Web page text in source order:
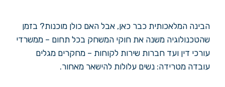
הבינה המלאכותית כבר כאן, אבל האם כולן מוכנות? בזמן
שהטכנולוגיה משנה את חוקי המשחק בכל תחום – ממשרדי
עורכי דין ועד חברות שירות לקוחות – מחקרים מגלים
עובדה מטרידה: נשים עלולות להישאר מאחור.